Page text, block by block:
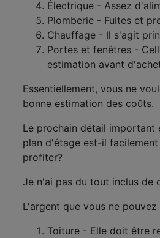
Électrique - Assez
Plomberie - Fuites et
Chauffage - Il s'agit
Portes et fenêtres -
estimation avant
Essentiellement, vous ne
bonne estimation des coûts.
Le prochain détail important
plan d'étage est-il
profiter?
Je n'ai pas du tout inclus de
L'argent que vous ne pouvez
Toiture - Elle doit être